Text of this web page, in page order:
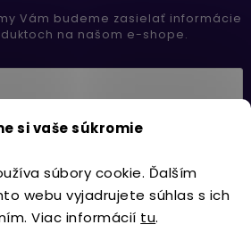
si vaše súkromie
súbory cookie. Ďalším
webu vyjadrujete súhlas s ich
Viac informácií tu.
Vám budeme zasielať informácie
na našom e-shope.
Prihlásiť sa